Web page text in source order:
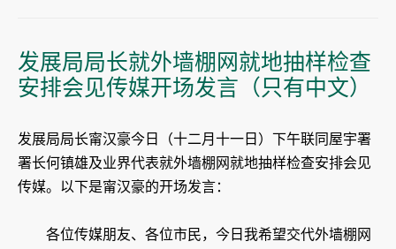
发展局局长就外墙棚网就地抽样检查
安排会见传媒开场发言（只有中文）
发展局局长甯汉豪今日（十二月十一日）下午联同屋宇署
署长何镇雄及业界代表就外墙棚网就地抽样检查安排会见
传媒。以下是甯汉豪的开场发言：
各位传媒朋友、各位市民，今日我希望交代外墙棚网